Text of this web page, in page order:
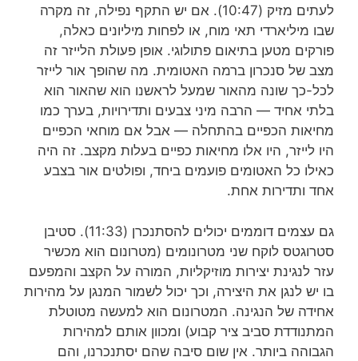
לעתים מזיק (10:47).
אם יש התקף נפילה, זה מקרה
שבו מיליארדי תאי מוח, או לפחות מיליונים כאלה,
פורקים מטען בתיאום פתולוגי. אופן פעולת הלייזר זה
מצב של סנכרון ברמה האטומית. מה שהופך אור לייזר
לכל-כך שונה מהאור שמעל לראשנו הוא שהאור הוא
בלתי אחיד — הרבה מיני צבעים ותדירויות, בערך כמו
מחיאות הכפיים בהתחלה — אבל אם מוחאי הכפיים
היו לייזר, היו אלו מחיאות כפיים בעלות מקצב. זה היה
כאילו כל האטומים פועמים ביחד, ופולטים אור בצבע
אחד ותדירות אחת.
גם עצמים דוממים יכולים להסתנכרן (11:33).
סטיבן
סטרוגטס לוקח שני מטרונומים (מטרונום הוא מכשיר
עזר לנגינת יצירות מוזיקליות, המורה על הקצב והמפעם
בו יש לנגן את היצירה, וכך יכול לשמור המנגן על מהירות
אחידה של הנגינה. המטרונום הוא למעשה מטוטלת
המתנודדת סביב ציר קבוע) ומכוון אותם למהירות
הגבוהה ביותר. אין שום סיבה שהם יסתנכרנו, והם